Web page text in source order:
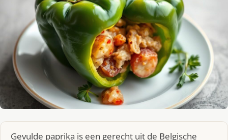
Gevulde paprika is een gerecht uit de Belgische